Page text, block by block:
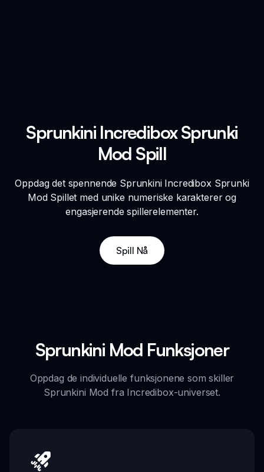
Sprunkini Incredibox Sprunki
Mod Spill
Oppdag det spennende Sprunkini Incredibox Sprunki
Mod Spillet med unike numeriske karakterer og
engasjerende spillerelementer.
Spill Nå
Sprunkini Mod Funksjoner
Oppdag de individuelle funksjonene som skiller
Sprunkini Mod fra Incredibox-universet.